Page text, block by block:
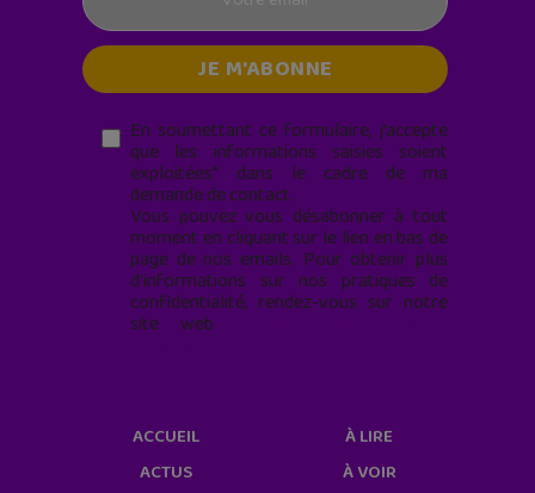
En soumettant ce formulaire, j’accepte
que les informations saisies soient
exploitées* dans le cadre de ma
demande de contact.
Vous pouvez vous désabonner à tout
moment en cliquant sur le lien en bas de
page de nos emails. Pour obtenir plus
d'informations sur nos pratiques de
confidentialité, rendez-vous sur notre
site web
ACCUEIL
ACTUS
À LIRE
À VOIR